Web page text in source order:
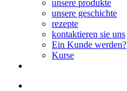
unsere produkte
unsere geschichte
rezepte
kontaktieren sie uns
Ein Kunde werden?
Kurse